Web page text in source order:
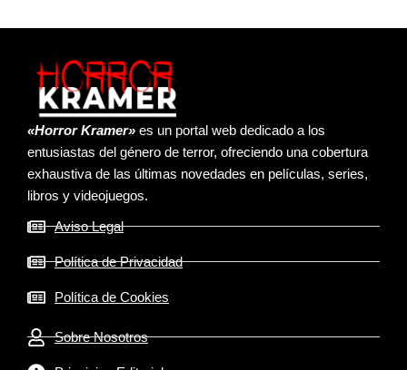
«Horror Kramer» es un portal web dedicado a los
entusiastas del género de terror, ofreciendo una cobertura
exhaustiva de las últimas novedades en películas, series,
libros y videojuegos.
Aviso Legal
Política de Privacidad
Política de Cookies
Sobre Nosotros